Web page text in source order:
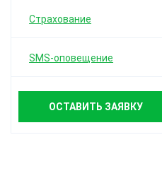
Страхование
SMS-оповещение
ОСТАВИТЬ ЗАЯВКУ